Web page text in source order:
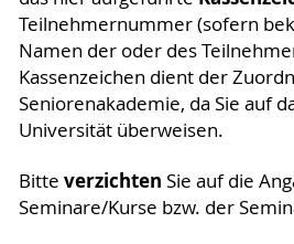
Teilnehmernummer (sofern
Namen der oder des
Kassenzeichen dient der
Seniorenakademie, da Sie auf
Universität überweisen.
Bitte verzichten Sie auf die
Seminare/Kurse bzw. der